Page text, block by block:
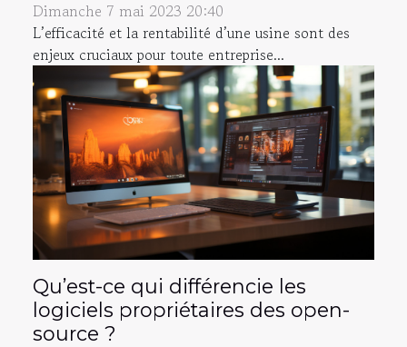
Dimanche 7 mai 2023 20:40
L’efficacité et la rentabilité d’une usine sont des
enjeux cruciaux pour toute entreprise...
Qu’est-ce qui différencie les
logiciels propriétaires des open-
source ?